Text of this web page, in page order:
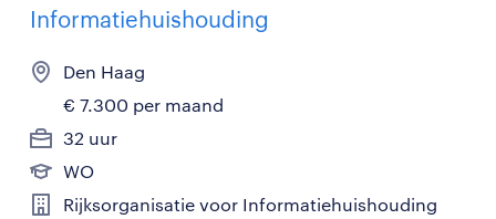
Informatiehuishouding
Den Haag
€ 7.300 per maand
32 uur
WO
Rijksorganisatie voor Informatiehuishouding